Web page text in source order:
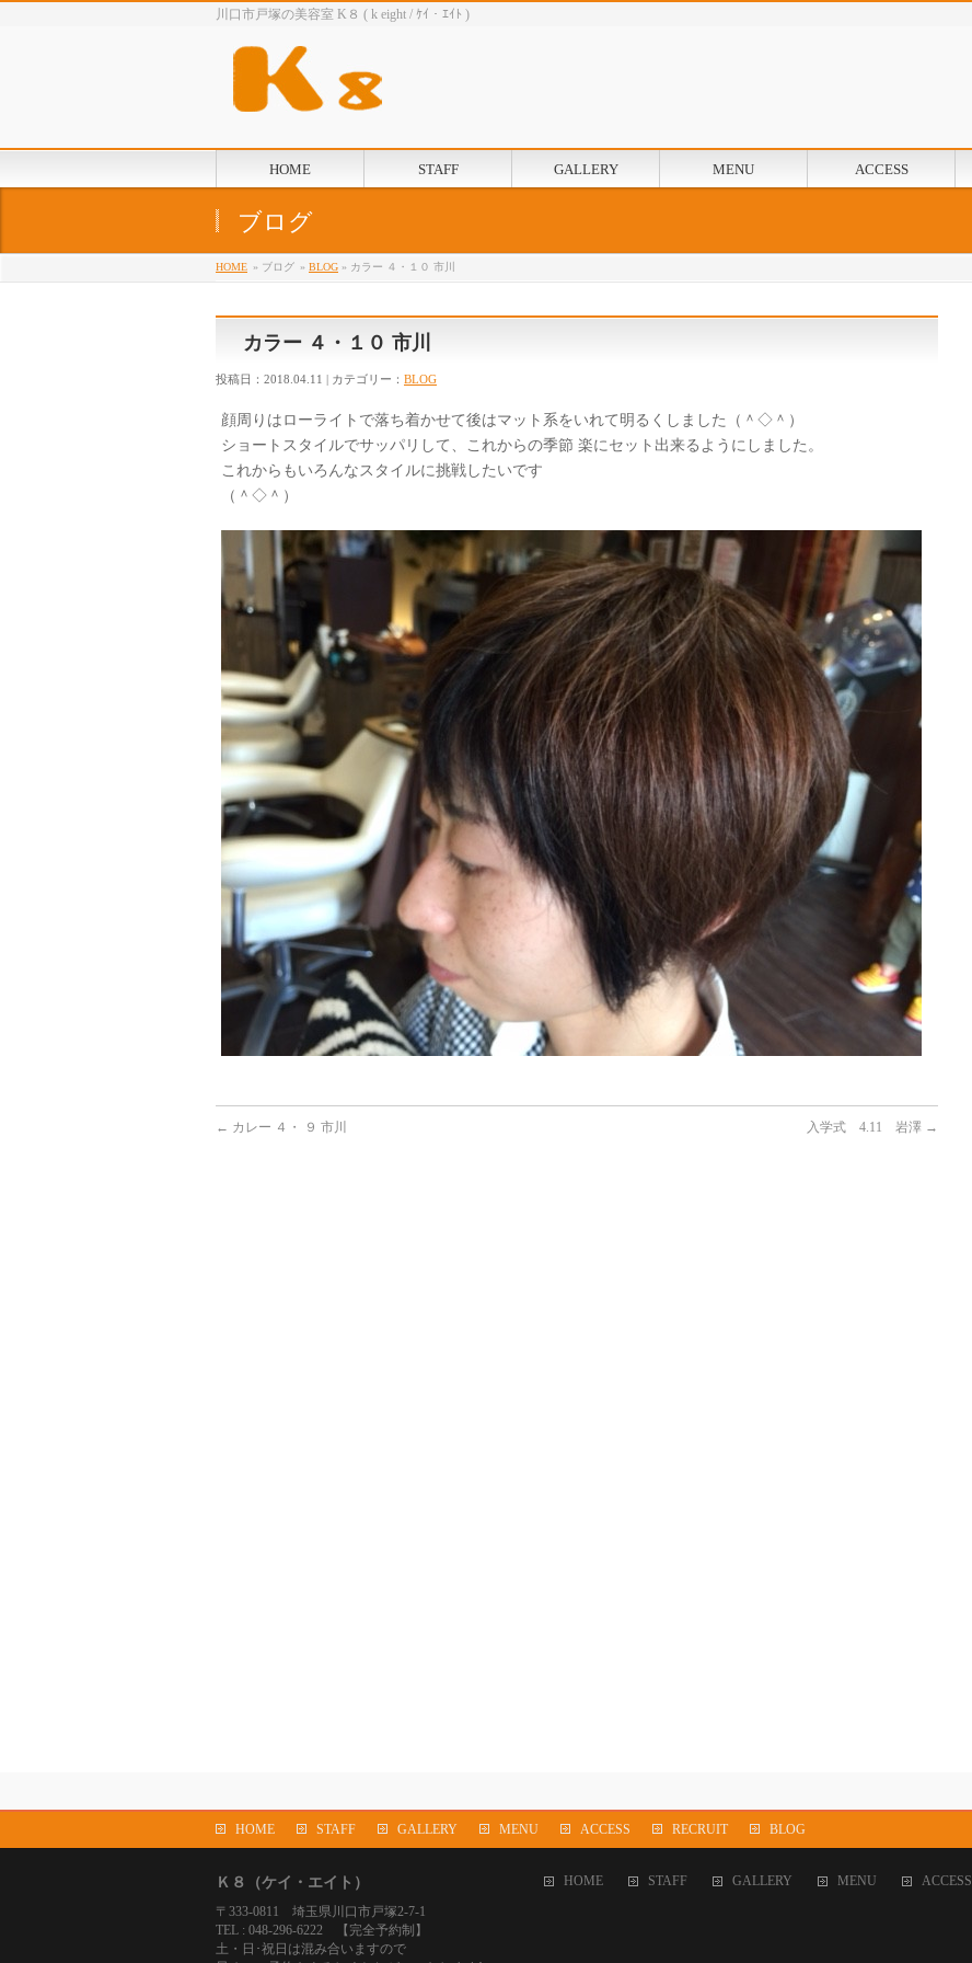
川口市戸塚の美容室 K８ ( k eight / ｹｲ・ｴｲﾄ )
HOME STAFF GALLERY MENU ACCESS
ブログ
HOME » ブログ » BLOG » カラー ４・１０ 市川
カラー ４・１０ 市川
投稿日：2018.04.11 | カテゴリー： BLOG
顔周りはローライトで落ち着かせて後はマット系をいれて明るくし ました（＾◇＾）
ショートスタイルでサッパリして、これからの季節 楽にセット出来るようにしました。
これからもいろんなスタイルに挑戦したいです
（＾◇＾）
← カレー ４・ ９ 市川 入学式 4.11 岩澤 →
HOME STAFF GALLERY MENU ACCESS RECRUIT BLOG
Ｋ８（ケイ・エイト）
〒333-0811 埼玉県川口市戸塚2-7-1
TEL : 048-296-6222 【完全予約制】
土・日･祝日は混み合いますので
HOME STAFF GALLERY MENU ACCESS